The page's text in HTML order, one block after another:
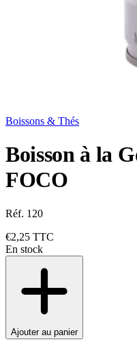
Boissons & Thés
Boisson à la
FOCO
Réf. 120
€2,25 TTC
En stock
Ajouter au panier